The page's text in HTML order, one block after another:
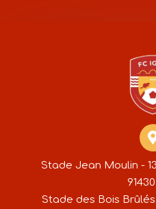
Stade Jean Moulin -
Stade des Bois Brûlés